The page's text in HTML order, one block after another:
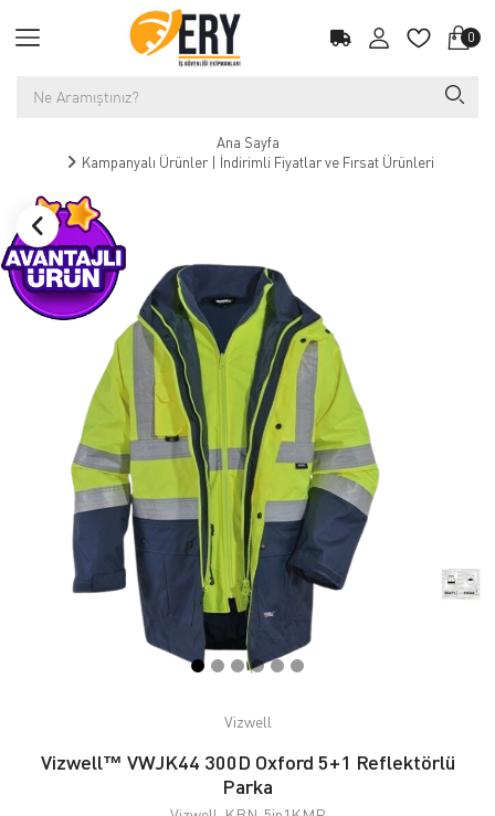
0
Ana Sayfa
Kampanyalı Ürünler | İndirimli Fiyatlar ve Fırsat Ürünleri
Vizwell
Vizwell™ VWJK44 300D Oxford 5+1 Reflektörlü
Parka